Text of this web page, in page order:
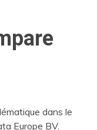
dans le
Europe BV.